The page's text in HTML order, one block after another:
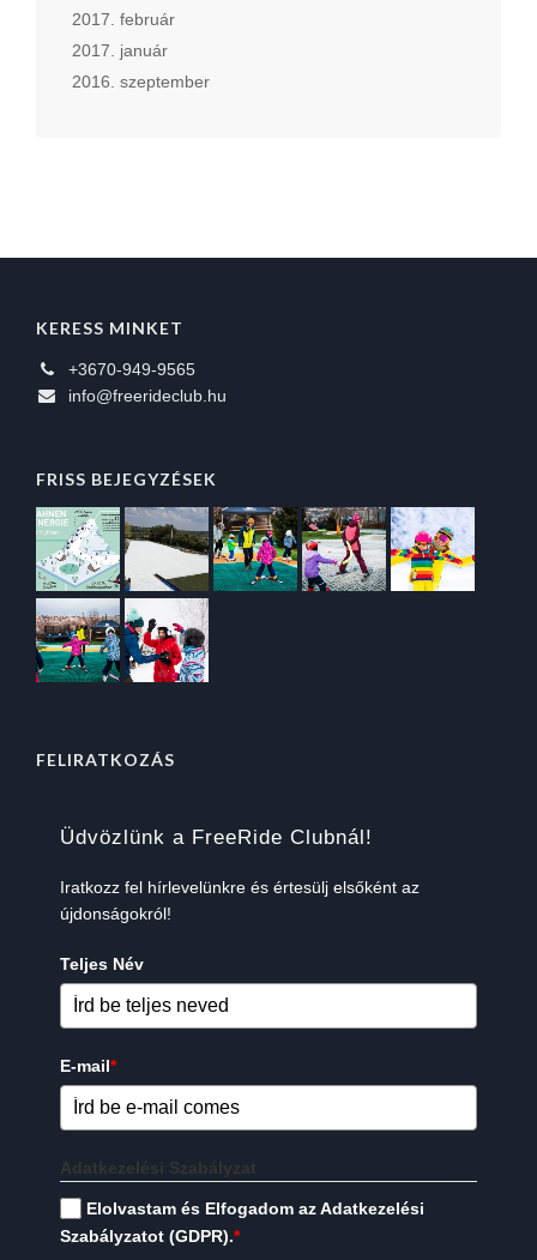
2017. február
2017. január
2016. szeptember
KERESS MINKET
+3670-949-9565
info@freerideclub.hu
FRISS BEJEGYZÉSEK
FELIRATKOZÁS
Üdvözlünk a FreeRide Clubnál!
Iratkozz fel hírlevelünkre és értesülj elsőként az
újdonságokról!
Teljes Név
E-mail*
Adatkezelési Szabályzat
Elolvastam és Elfogadom az Adatkezelési
Szabályzatot (GDPR).*